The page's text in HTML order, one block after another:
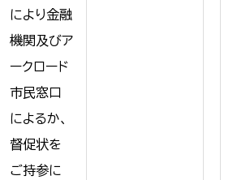
により金融
機関及びア
ークロード
市民窓口
によるか、
督促状を
ご持参に